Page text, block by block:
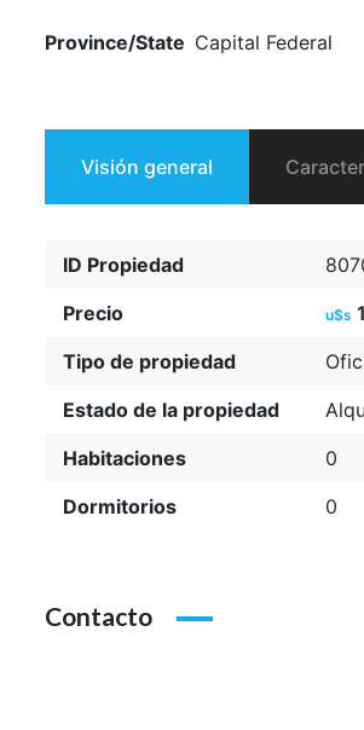
Province/State Capital Federal
Visión general
ID Propiedad
Precio
u$s
Tipo de propiedad
Estado de la propiedad
Habitaciones
0
Dormitorios
0
Contacto